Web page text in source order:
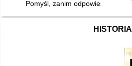
Pomyśl, zanim odpowiesz
HISTORIA